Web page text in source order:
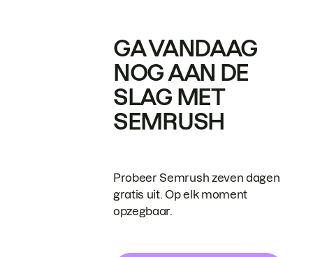
GA VANDAAG
NOG AAN DE
SLAG MET
SEMRUSH
Probeer Semrush zeven dagen
gratis uit. Op elk moment
opzegbaar.